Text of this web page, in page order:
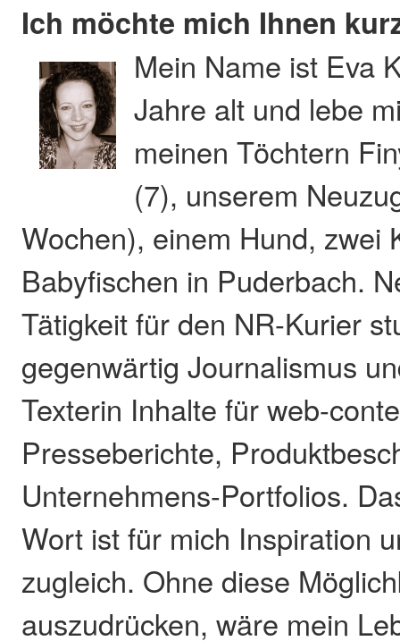
Ich möchte mich Ihnen
Mein Name ist Eva
Jahre alt und lebe
meinen Töchtern
(7), unserem
Wochen), einem Hund, zwei
Babyfischen in Puderbach.
Tätigkeit für den NR-Kurier
gegenwärtig Journalismus
Texterin Inhalte für web-
Presseberichte,
Unternehmens-Portfolios.
Wort ist für mich Inspiration
zugleich. Ohne diese
auszudrücken, wäre mein